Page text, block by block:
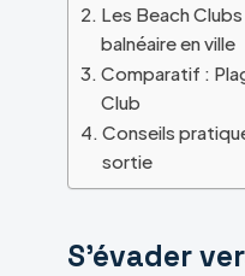
Les Beach
balnéaire en ville
Comparatif :
Club
Conseils
sortie
S’évader